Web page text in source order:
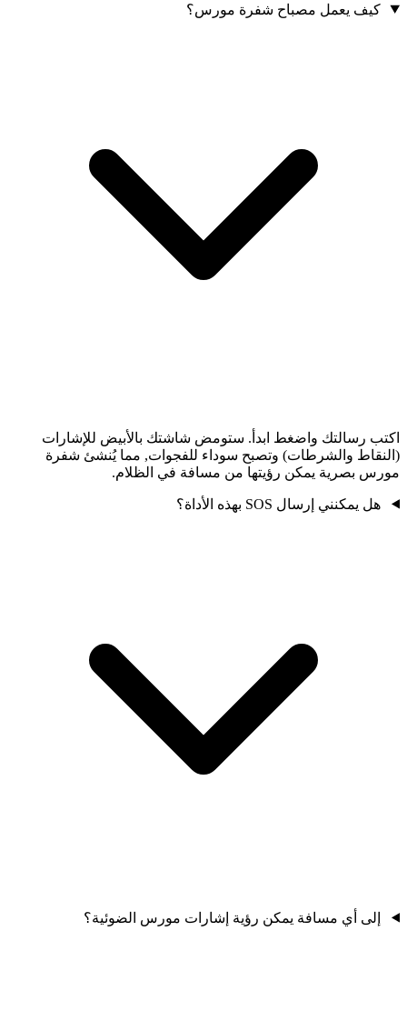
كيف يعمل مصباح شفرة مورس؟
اكتب رسالتك واضغط ابدأ. ستومض شاشتك بالأبيض للإشارات
(النقاط والشرطات) وتصبح سوداء للفجوات, مما يُنشئ شفرة
مورس بصرية يمكن رؤيتها من مسافة في الظلام.
هل يمكنني إرسال SOS بهذه الأداة؟
إلى أي مسافة يمكن رؤية إشارات مورس الضوئية؟